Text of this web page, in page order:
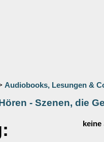
Audiobooks, Lesungen &
- Szenen, die